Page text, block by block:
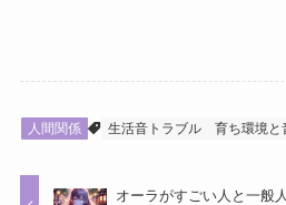
人間関係 生活音トラブル 育ち環境と
オーラがすごい人と一般